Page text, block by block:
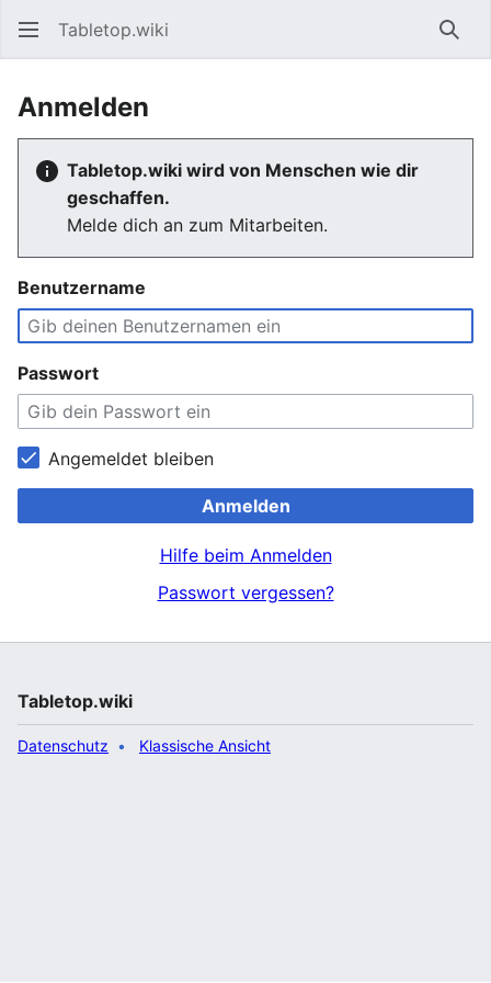
Tabletop.wiki
Anmelden
Tabletop.wiki wird von Menschen wie dir
geschaffen.
Melde dich an zum Mitarbeiten.
Benutzername
Passwort
Angemeldet bleiben
Anmelden
Hilfe beim Anmelden
Passwort vergessen?
Tabletop.wiki
Datenschutz Klassische Ansicht